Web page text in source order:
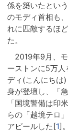
係を築いたとい
のモディ首相も
れに匹敵するほ
た。
2019年9月、モ
ーストンに5万
ディ(こんにちは
身が登壇し、「
「国境警備は印
らの「越境テロ
アピールした[1]